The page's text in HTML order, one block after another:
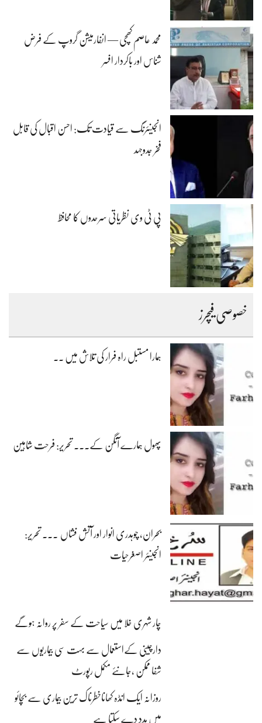
محمد عاصم کھچی — انفارمیشن گروپ کے فرض
شناس اور باکردار افسر
انجینئرنگ سے قیادت تک: احسن اقبال کی قابل
فخر جدوجہد
پی ٹی وی نظریاتی سرحدوں کا محافظ
خصوصی فیچرز
ہمارا مستبل راہ فرار کی تلاش میں ۔۔
پھول ہمارے آنگن کے۔۔۔ تحریر: فرحت شاہین
بحران، چوہدری انوار اور آتش فشاں ۔۔۔ تحریر:
انجینئر اصغرحیات
چار شہری خلا میں سیاحت کے سفر پر روانہ ہوگے
دارچینی کےاستعمال سے بہت سی بیماریوں سے
شفا ممکن ،جانئے مکمل رپورٹ
روزانہ ایک انڈہ کھاناخطرناک ترین بیماری سے بچائو
میں مدد دے سکتا ہے